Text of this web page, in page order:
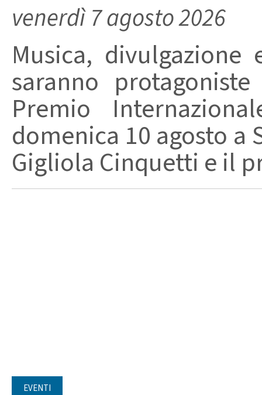
venerdì 7 agosto 2026
Musica,
saranno
Premio
domenica 10 agosto
Gigliola Cinquetti e il
EVENTI